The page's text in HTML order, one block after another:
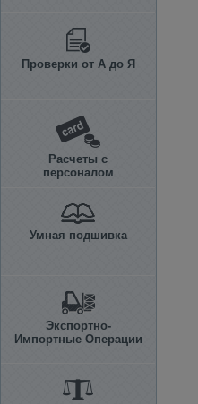
Проверки от А до Я
Расчеты с
персоналом
Умная подшивка
Экспортно-
Импортные Операции